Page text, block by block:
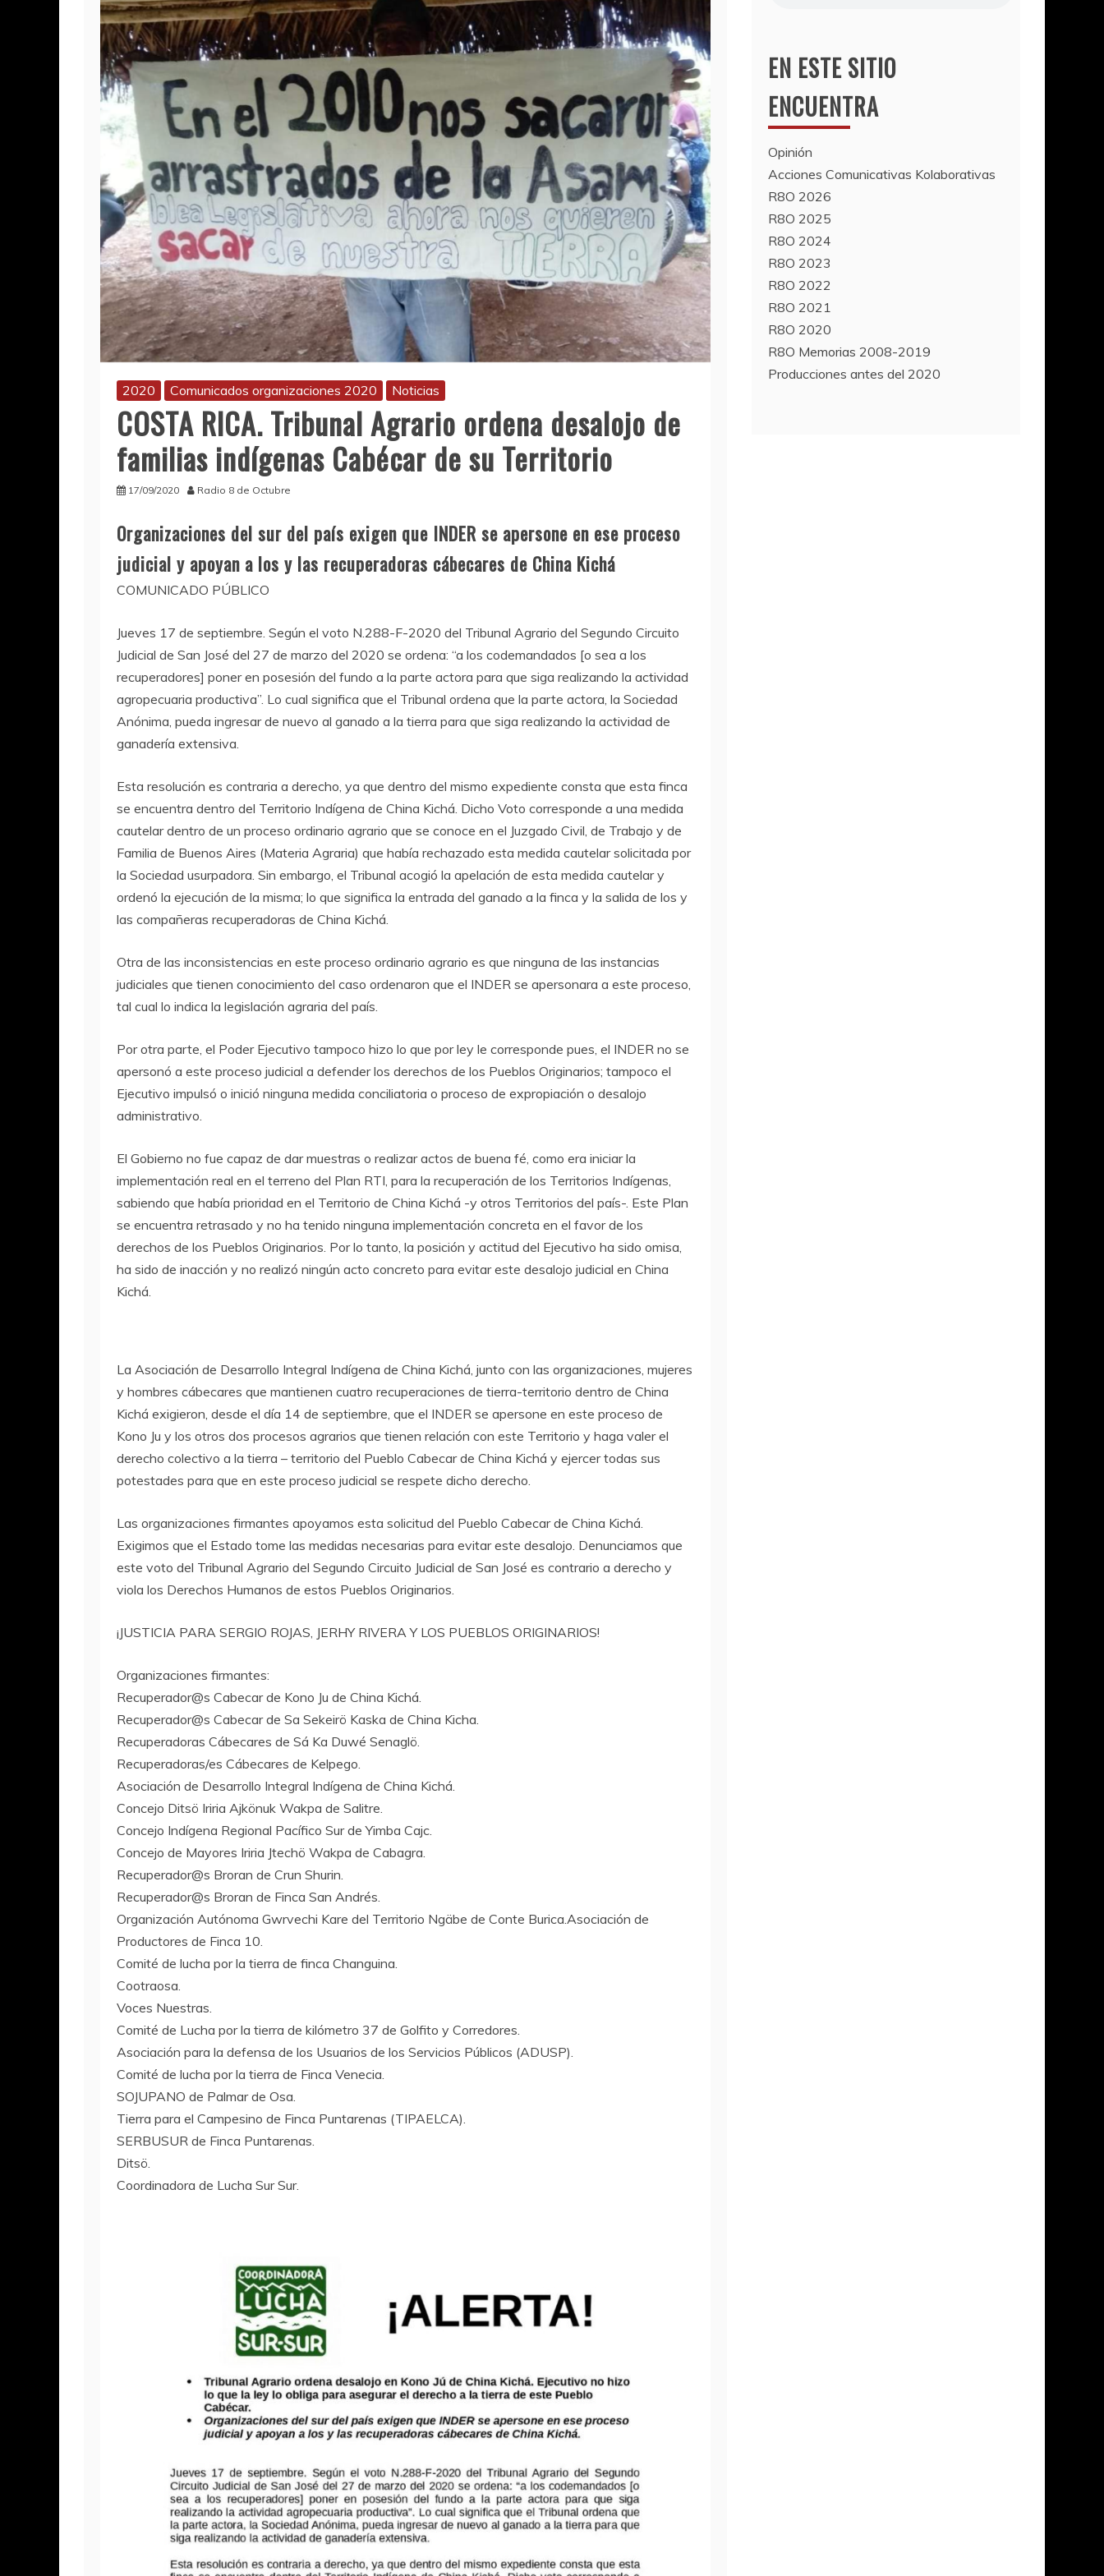
2020 Comunicados organizaciones 2020 Noticias
COSTA RICA. Tribunal Agrario ordena desalojo de
familias indígenas Cabécar de su Territorio
17/09/2020 Radio 8 de Octubre
Organizaciones del sur del país exigen que INDER se apersone en ese proceso
judicial y apoyan a los y las recuperadoras cábecares de China Kichá
COMUNICADO PÚBLICO
Jueves 17 de septiembre. Según el voto N.288-F-2020 del Tribunal Agrario del Segundo Circuito
Judicial de San José del 27 de marzo del 2020 se ordena: “a los codemandados [o sea a los
recuperadores] poner en posesión del fundo a la parte actora para que siga realizando la actividad
agropecuaria productiva”. Lo cual significa que el Tribunal ordena que la parte actora, la Sociedad
Anónima, pueda ingresar de nuevo al ganado a la tierra para que siga realizando la actividad de
ganadería extensiva.
Esta resolución es contraria a derecho, ya que dentro del mismo expediente consta que esta finca
se encuentra dentro del Territorio Indígena de China Kichá. Dicho Voto corresponde a una medida
cautelar dentro de un proceso ordinario agrario que se conoce en el Juzgado Civil, de Trabajo y de
Familia de Buenos Aires (Materia Agraria) que había rechazado esta medida cautelar solicitada por
la Sociedad usurpadora. Sin embargo, el Tribunal acogió la apelación de esta medida cautelar y
ordenó la ejecución de la misma; lo que significa la entrada del ganado a la finca y la salida de los y
las compañeras recuperadoras de China Kichá.
Otra de las inconsistencias en este proceso ordinario agrario es que ninguna de las instancias
judiciales que tienen conocimiento del caso ordenaron que el INDER se apersonara a este proceso,
tal cual lo indica la legislación agraria del país.
Por otra parte, el Poder Ejecutivo tampoco hizo lo que por ley le corresponde pues, el INDER no se
apersonó a este proceso judicial a defender los derechos de los Pueblos Originarios; tampoco el
Ejecutivo impulsó o inició ninguna medida conciliatoria o proceso de expropiación o desalojo
administrativo.
El Gobierno no fue capaz de dar muestras o realizar actos de buena fé, como era iniciar la
implementación real en el terreno del Plan RTI, para la recuperación de los Territorios Indígenas,
sabiendo que había prioridad en el Territorio de China Kichá -y otros Territorios del país-. Este Plan
se encuentra retrasado y no ha tenido ninguna implementación concreta en el favor de los
derechos de los Pueblos Originarios. Por lo tanto, la posición y actitud del Ejecutivo ha sido omisa,
ha sido de inacción y no realizó ningún acto concreto para evitar este desalojo judicial en China
Kichá.
La Asociación de Desarrollo Integral Indígena de China Kichá, junto con las organizaciones, mujeres
y hombres cábecares que mantienen cuatro recuperaciones de tierra-territorio dentro de China
Kichá exigieron, desde el día 14 de septiembre, que el INDER se apersone en este proceso de
Kono Ju y los otros dos procesos agrarios que tienen relación con este Territorio y haga valer el
derecho colectivo a la tierra – territorio del Pueblo Cabecar de China Kichá y ejercer todas sus
potestades para que en este proceso judicial se respete dicho derecho.
Las organizaciones firmantes apoyamos esta solicitud del Pueblo Cabecar de China Kichá.
Exigimos que el Estado tome las medidas necesarias para evitar este desalojo. Denunciamos que
este voto del Tribunal Agrario del Segundo Circuito Judicial de San José es contrario a derecho y
viola los Derechos Humanos de estos Pueblos Originarios.
¡JUSTICIA PARA SERGIO ROJAS, JERHY RIVERA Y LOS PUEBLOS ORIGINARIOS!
Organizaciones firmantes:
Recuperador@s Cabecar de Kono Ju de China Kichá.
Recuperador@s Cabecar de Sa Sekeirö Kaska de China Kicha.
Recuperadoras Cábecares de Sá Ka Duwé Senaglö.
Recuperadoras/es Cábecares de Kelpego.
Asociación de Desarrollo Integral Indígena de China Kichá.
Concejo Ditsö Iriria Ajkönuk Wakpa de Salitre.
Concejo Indígena Regional Pacífico Sur de Yimba Cajc.
Concejo de Mayores Iriria Jtechö Wakpa de Cabagra.
Recuperador@s Broran de Crun Shurin.
Recuperador@s Broran de Finca San Andrés.
Organización Autónoma Gwrvechi Kare del Territorio Ngäbe de Conte Burica.Asociación de
Productores de Finca 10.
Comité de lucha por la tierra de finca Changuina.
Cootraosa.
Voces Nuestras.
Comité de Lucha por la tierra de kilómetro 37 de Golfito y Corredores.
Asociación para la defensa de los Usuarios de los Servicios Públicos (ADUSP).
Comité de lucha por la tierra de Finca Venecia.
SOJUPANO de Palmar de Osa.
Tierra para el Campesino de Finca Puntarenas (TIPAELCA).
SERBUSUR de Finca Puntarenas.
Ditsö.
Coordinadora de Lucha Sur Sur.
EN ESTE SITIO
ENCUENTRA
Opinión
Acciones Comunicativas Kolaborativas
R8O 2026
R8O 2025
R8O 2024
R8O 2023
R8O 2022
R8O 2021
R8O 2020
R8O Memorias 2008-2019
Producciones antes del 2020